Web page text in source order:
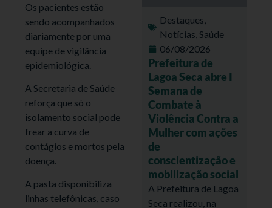
Os pacientes estão
sendo acompanhados
diariamente por uma
equipe de vigilância
epidemiológica.
A Secretaria de Saúde
reforça que só o
isolamento social pode
frear a curva de
contágios e mortos pela
doença.
A pasta disponibiliza
linhas telefônicas, caso
Destaques,
Notícias,Saúde
06/08/2026
Prefeitura de
Lagoa Seca abre I
Semana de
Combate à
Violência Contra a
Mulher com ações
de
conscientização e
mobilização social
A Prefeitura de Lagoa
Seca realizou, na